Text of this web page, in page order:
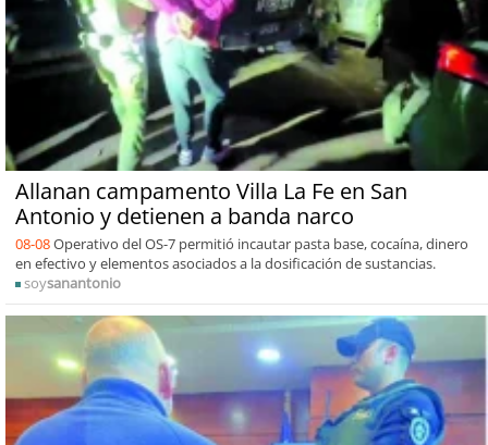
Allanan campamento Villa La Fe en San
Antonio y detienen a banda narco
08-08Operativo del OS-7 permitió incautar pasta base, cocaína, dinero
en efectivo y elementos asociados a la dosificación de sustancias.
soysanantonio